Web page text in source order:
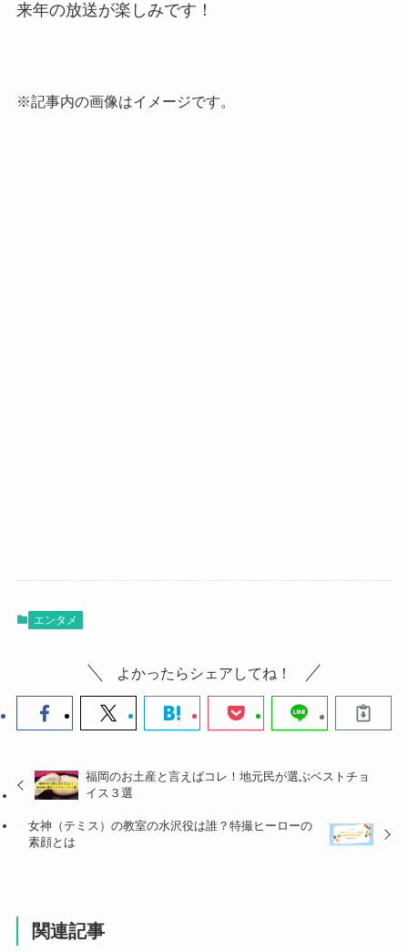
来年の放送が楽しみです！
※記事内の画像はイメージです。
エンタメ
よかったらシェアしてね！
福岡のお土産と言えばコレ！地元民が選ぶベストチョ
イス３選
女神（テミス）の教室の水沢役は誰？特撮ヒーローの
素顔とは
関連記事